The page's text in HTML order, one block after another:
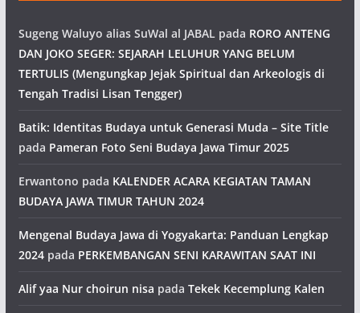
Sugeng Waluyo alias SuWal al JABAL pada RORO ANTENG
DAN JOKO SEGER: SEJARAH LELUHUR YANG BELUM
TERTULIS (Mengungkap Jejak Spiritual dan Arkeologis di
Tengah Tradisi Lisan Tengger)
Batik: Identitas Budaya untuk Generasi Muda – Site Title
pada Pameran Foto Seni Budaya Jawa Timur 2025
Erwantono pada KALENDER ACARA KEGIATAN TAMAN
BUDAYA JAWA TIMUR TAHUN 2024
Mengenal Budaya Jawa di Yogyakarta: Panduan Lengkap
2024pada PERKEMBANGAN SENI KARAWITAN SAAT INI
Alif yaa Nur choirun nisa pada Tekek Kecemplung Kalen